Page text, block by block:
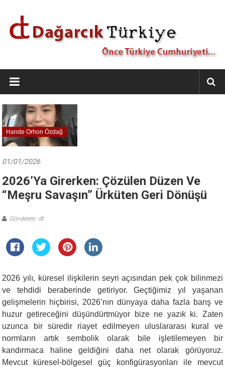
Dağarcık
Türkiye
Önce
Türkiye
Cumhuriyeti…
Hande Orhon Özdağ
01/01/2026
2026’ya Girerken: Çözülen Düzen Ve
“Meşru Savaşın” Ürküten Geri Dönüşü
Gönderen: dt
2026 yılı, küresel ilişkilerin seyri açısından pek çok bilinmezi
ve tehdidi beraberinde getiriyor. Geçtiğimiz yıl yaşanan
gelişmelerin hiçbirisi, 2026’nın dünyaya daha fazla barış ve
huzur getireceğini düşündürtmüyor bize ne yazık ki. Zaten
uzunca bir süredir riayet edilmeyen uluslararası kural ve
normların artık sembolik olarak bile işletilemeyen bir
kandırmaca haline geldiğini daha net olarak görüyoruz.
Mevcut küresel-bölgesel güç konfigürasyonları ile mevcut